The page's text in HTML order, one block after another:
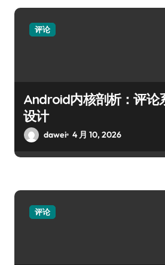
评论
Android内核剖析：评论
设计
dawei 4 月 10, 2026
评论